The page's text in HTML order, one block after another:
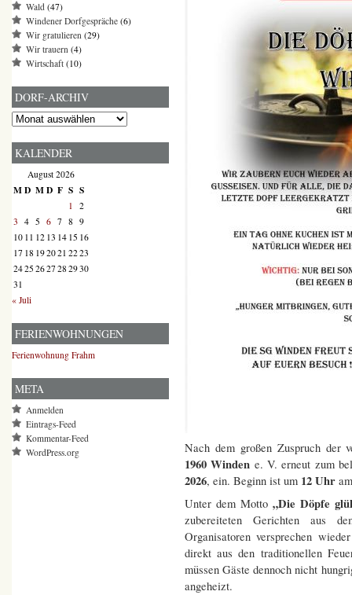
Nach dem großen Zuspruch der
1960 Winden e. V. erneut zum
2026, ein. Beginn ist um 12 Uhr
Unter dem Motto „Die Döpfe
zubereiteten Gerichten aus
Organisatoren versprechen
direkt aus den traditionellen
müssen Gäste dennoch nicht
angeheizt.
Wald (47)
Windener Dorfgespräche (6)
Wir gratulieren (29)
Wir trauern (4)
Wirtschaft (10)
DORF-ARCHIV
Dorf-
KALENDER
August 2026
MD MD F S S
1 2
3 4 5 6 7 8 9
10 11 12 13 14 15 16
17 18 192021 2223
2425 2627 28 2930
31
« Juli
FERIENWOHNUNGEN
Ferienwohnung Frahm
META
Anmelden
Eintrags-Feed
Kommentar-Feed
WordPress.org